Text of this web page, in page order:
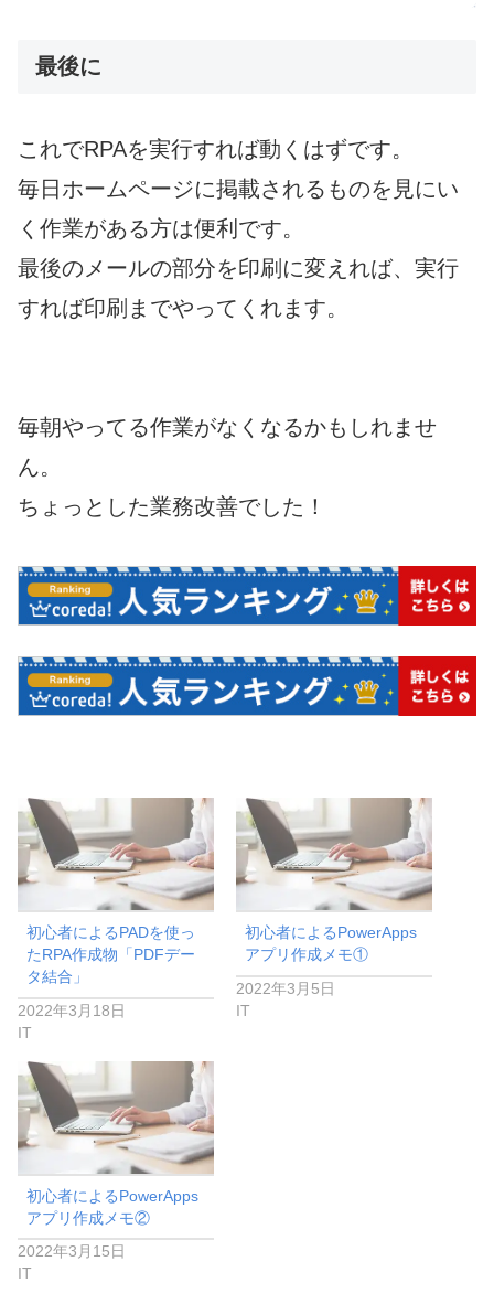
最後に
これでRPAを実行すれば動くはずです。
毎日ホームページに掲載されるものを見にい
く作業がある方は便利です。
最後のメールの部分を印刷に変えれば、実行
すれば印刷までやってくれます。
毎朝やってる作業がなくなるかもしれませ
ん。
ちょっとした業務改善でした！
初心者によるPADを使っ
たRPA作成物「PDFデー
タ結合」
2022年3月18日
IT
初心者によるPowerApps
アプリ作成メモ①
2022年3月5日
IT
初心者によるPowerApps
アプリ作成メモ②
2022年3月15日
IT